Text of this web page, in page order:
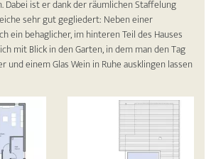
Dabei ist er dank der räumlichen Staffelung
sehr gut gegliedert: Neben einer
ein behaglicher, im hinteren Teil des Hauses
mit Blick in den Garten, in dem man den Tag
und einem Glas Wein in Ruhe ausklingen lassen